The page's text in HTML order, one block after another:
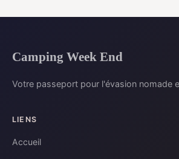
Camping Week End
Votre passeport pour l'évasion nomade
LIENS
Accueil